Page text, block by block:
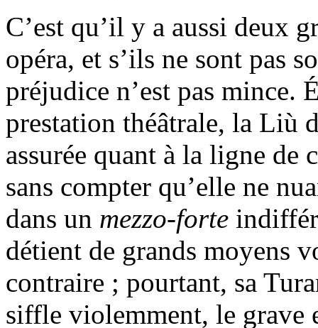
C’est qu’il y a aussi deux
opéra, et s’ils ne sont pas
préjudice n’est pas mince.
prestation théâtrale, la Liù
assurée quant à la ligne de
sans compter qu’elle ne
dans un mezzo-forte
détient de grands moyens
contraire ; pourtant, sa
siffle violemment, le grave